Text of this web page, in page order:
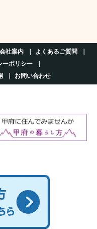
会社案内
よくあるご質問
ーポリシー
お問い合わせ